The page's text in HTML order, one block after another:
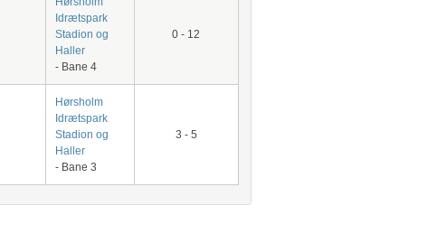
Idrætspark
Stadion og
Haller
- Bane 4
0 - 12
Hørsholm
Idrætspark
Stadion og
Haller
- Bane 3
3 - 5